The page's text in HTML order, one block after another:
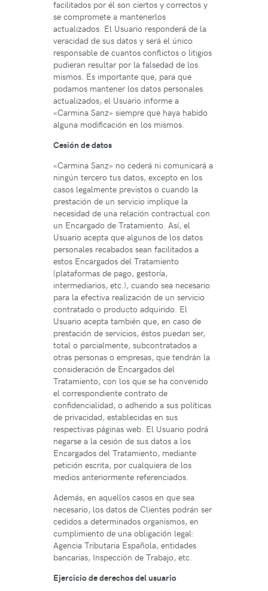
facilitados por él son ciertos y correctos y
se compromete a mantenerlos
actualizados. El Usuario responderá de la
veracidad de sus datos y será el único
responsable de cuantos conflictos o litigios
pudieran resultar por la falsedad de los
mismos. Es importante que, para que
podamos mantener los datos personales
actualizados, el Usuario informe a
«Carmina Sanz» siempre que haya habido
alguna modificación en los mismos.
Cesión de datos
«Carmina Sanz» no cederá ni comunicará a
ningún tercero tus datos, excepto en los
casos legalmente previstos o cuando la
prestación de un servicio implique la
necesidad de una relación contractual con
un Encargado de Tratamiento. Así, el
Usuario acepta que algunos de los datos
personales recabados sean facilitados a
estos Encargados del Tratamiento
(plataformas de pago, gestoría,
intermediarios, etc.), cuando sea necesario
para la efectiva realización de un servicio
contratado o producto adquirido. El
Usuario acepta también que, en caso de
prestación de servicios, éstos puedan ser,
total o parcialmente, subcontratados a
otras personas o empresas, que tendrán la
consideración de Encargados del
Tratamiento, con los que se ha convenido
el correspondiente contrato de
confidencialidad, o adherido a sus políticas
de privacidad, establecidas en sus
respectivas páginas web. El Usuario podrá
negarse a la cesión de sus datos a los
Encargados del Tratamiento, mediante
petición escrita, por cualquiera de los
medios anteriormente referenciados.
Además, en aquellos casos en que sea
necesario, los datos de Clientes podrán ser
cedidos a determinados organismos, en
cumplimiento de una obligación legal:
Agencia Tributaria Española, entidades
bancarias, Inspección de Trabajo, etc.
Ejercicio de derechos del usuario